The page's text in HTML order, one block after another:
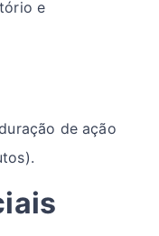
e
de ação